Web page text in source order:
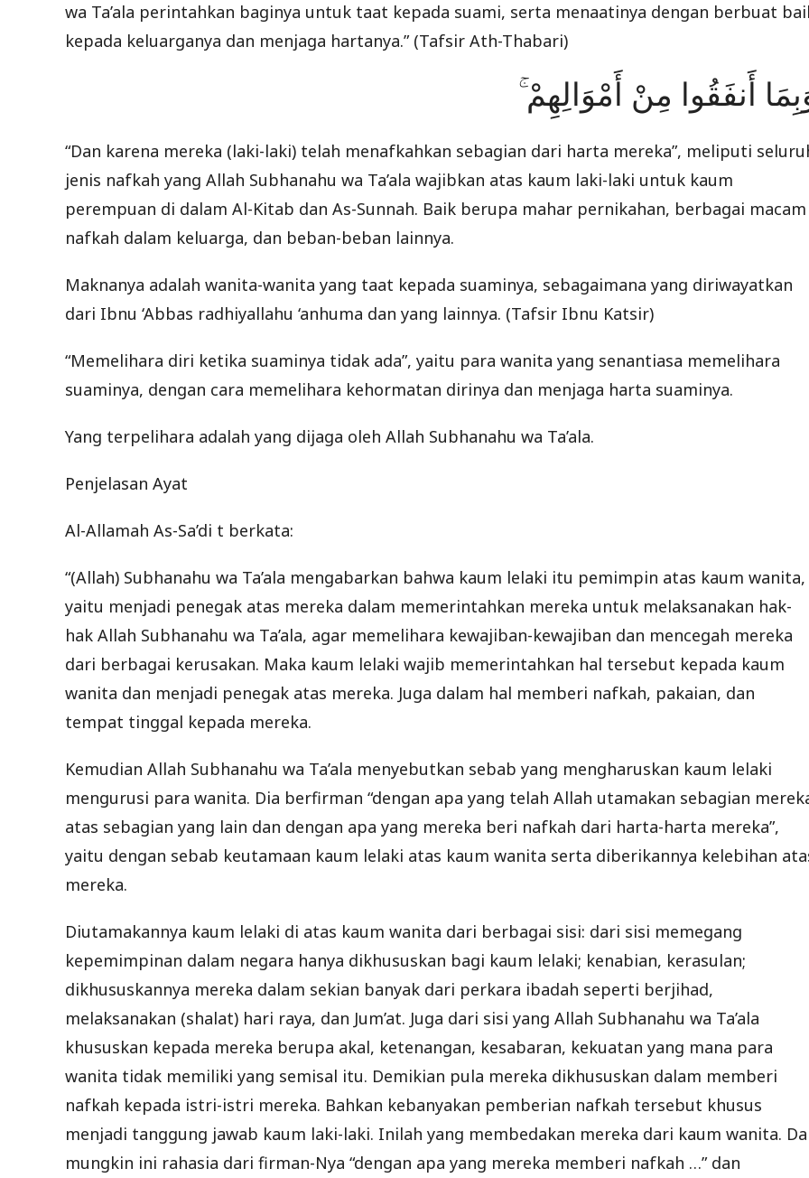
wa Ta’ala perintahkan baginya untuk taat kepada suami, serta menaatinya dengan berbuat
kepada keluarganya dan menjaga hartanya.” (Tafsir Ath-Thabari)
أَنفَقُوا مِنْ أَمْوَالِهِمْ
“Dan karena mereka (laki-laki) telah menafkahkan sebagian dari harta mereka”, meliputi
jenis nafkah yang Allah Subhanahu wa Ta’ala wajibkan atas kaum laki-laki untuk kaum
perempuan di dalam Al-Kitab dan As-Sunnah. Baik berupa mahar pernikahan, berbagai macam
nafkah dalam keluarga, dan beban-beban lainnya.
Maknanya adalah wanita-wanita yang taat kepada suaminya, sebagaimana yang diriwayatkan
dari Ibnu ‘Abbas radhiyallahu ‘anhuma dan yang lainnya. (Tafsir Ibnu Katsir)
“Memelihara diri ketika suaminya tidak ada”, yaitu para wanita yang senantiasa memelihara
suaminya, dengan cara memelihara kehormatan dirinya dan menjaga harta suaminya.
Yang terpelihara adalah yang dijaga oleh Allah Subhanahu wa Ta’ala.
Penjelasan Ayat
Al-Allamah As-Sa’di t berkata:
“(Allah) Subhanahu wa Ta’ala mengabarkan bahwa kaum lelaki itu pemimpin atas kaum wanita,
yaitu menjadi penegak atas mereka dalam memerintahkan mereka untuk melaksanakan hak-
hak Allah Subhanahu wa Ta’ala, agar memelihara kewajiban-kewajiban dan mencegah mereka
dari berbagai kerusakan. Maka kaum lelaki wajib memerintahkan hal tersebut kepada kaum
wanita dan menjadi penegak atas mereka. Juga dalam hal memberi nafkah, pakaian, dan
tempat tinggal kepada mereka.
Kemudian Allah Subhanahu wa Ta’ala menyebutkan sebab yang mengharuskan kaum lelaki
mengurusi para wanita. Dia berfirman “dengan apa yang telah Allah utamakan sebagian
atas sebagian yang lain dan dengan apa yang mereka beri nafkah dari harta-harta mereka”,
yaitu dengan sebab keutamaan kaum lelaki atas kaum wanita serta diberikannya kelebihan
mereka.
Diutamakannya kaum lelaki di atas kaum wanita dari berbagai sisi: dari sisi memegang
kepemimpinan dalam negara hanya dikhususkan bagi kaum lelaki; kenabian, kerasulan;
dikhususkannya mereka dalam sekian banyak dari perkara ibadah seperti berjihad,
melaksanakan (shalat) hari raya, dan Jum’at. Juga dari sisi yang Allah Subhanahu wa Ta’ala
khususkan kepada mereka berupa akal, ketenangan, kesabaran, kekuatan yang mana para
wanita tidak memiliki yang semisal itu. Demikian pula mereka dikhususkan dalam memberi
nafkah kepada istri-istri mereka. Bahkan kebanyakan pemberian nafkah tersebut khusus
menjadi tanggung jawab kaum laki-laki. Inilah yang membedakan mereka dari kaum wanita.
mungkin ini rahasia dari firman-Nya “dengan apa yang mereka memberi nafkah …” dan